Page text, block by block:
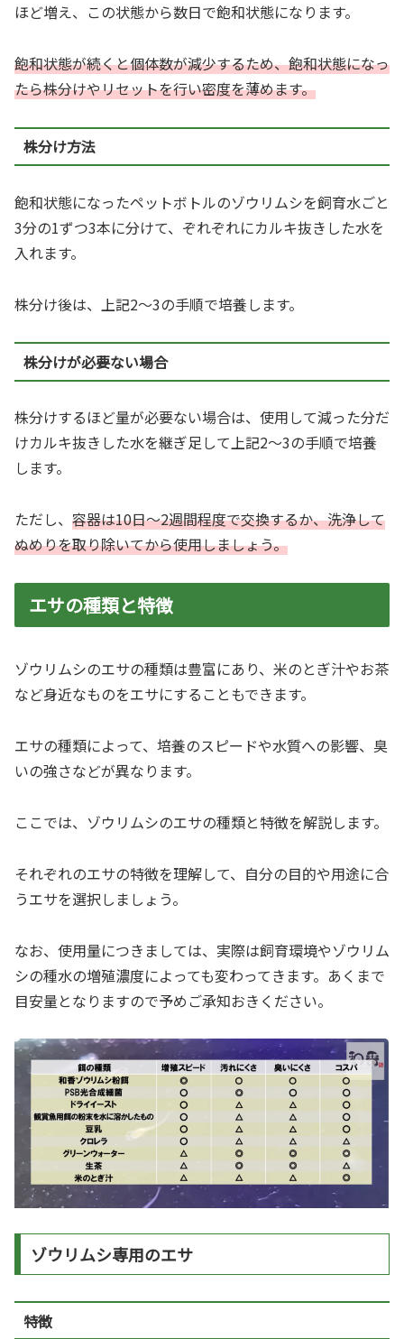
ほど増え、この状態から数日で飽和状態になります。
飽和状態が続くと個体数が減少するため、飽和状態になっ
たら株分けやリセットを行い密度を薄めます。
株分け方法
飽和状態になったペットボトルのゾウリムシを飼育水ごと
3分の1ずつ3本に分けて、ぞれぞれにカルキ抜きした水を
入れます。
株分け後は、上記2〜3の手順で培養します。
株分けが必要ない場合
株分けするほど量が必要ない場合は、使用して減った分だ
けカルキ抜きした水を継ぎ足して上記2〜3の手順で培養
します。
ただし、 容器は10日〜2週間程度で交換するか、洗浄して
ぬめりを取り除いてから使用しましょう。
エサの種類と特徴
ゾウリムシのエサの種類は豊富にあり、米のとぎ汁やお茶
など身近なものをエサにすることもできます。
エサの種類によって、培養のスピードや水質への影響、臭
いの強さなどが異なります。
ここでは、ゾウリムシのエサの種類と特徴を解説します。
それぞれのエサの特徴を理解して、自分の目的や用途に合
うエサを選択しましょう。
なお、使用量につきましては、実際は飼育環境やゾウリム
シの種水の増殖濃度によっても変わってきます。あくまで
目安量となりますので予めご承知おきください。
ゾウリムシ専用のエサ
特徴